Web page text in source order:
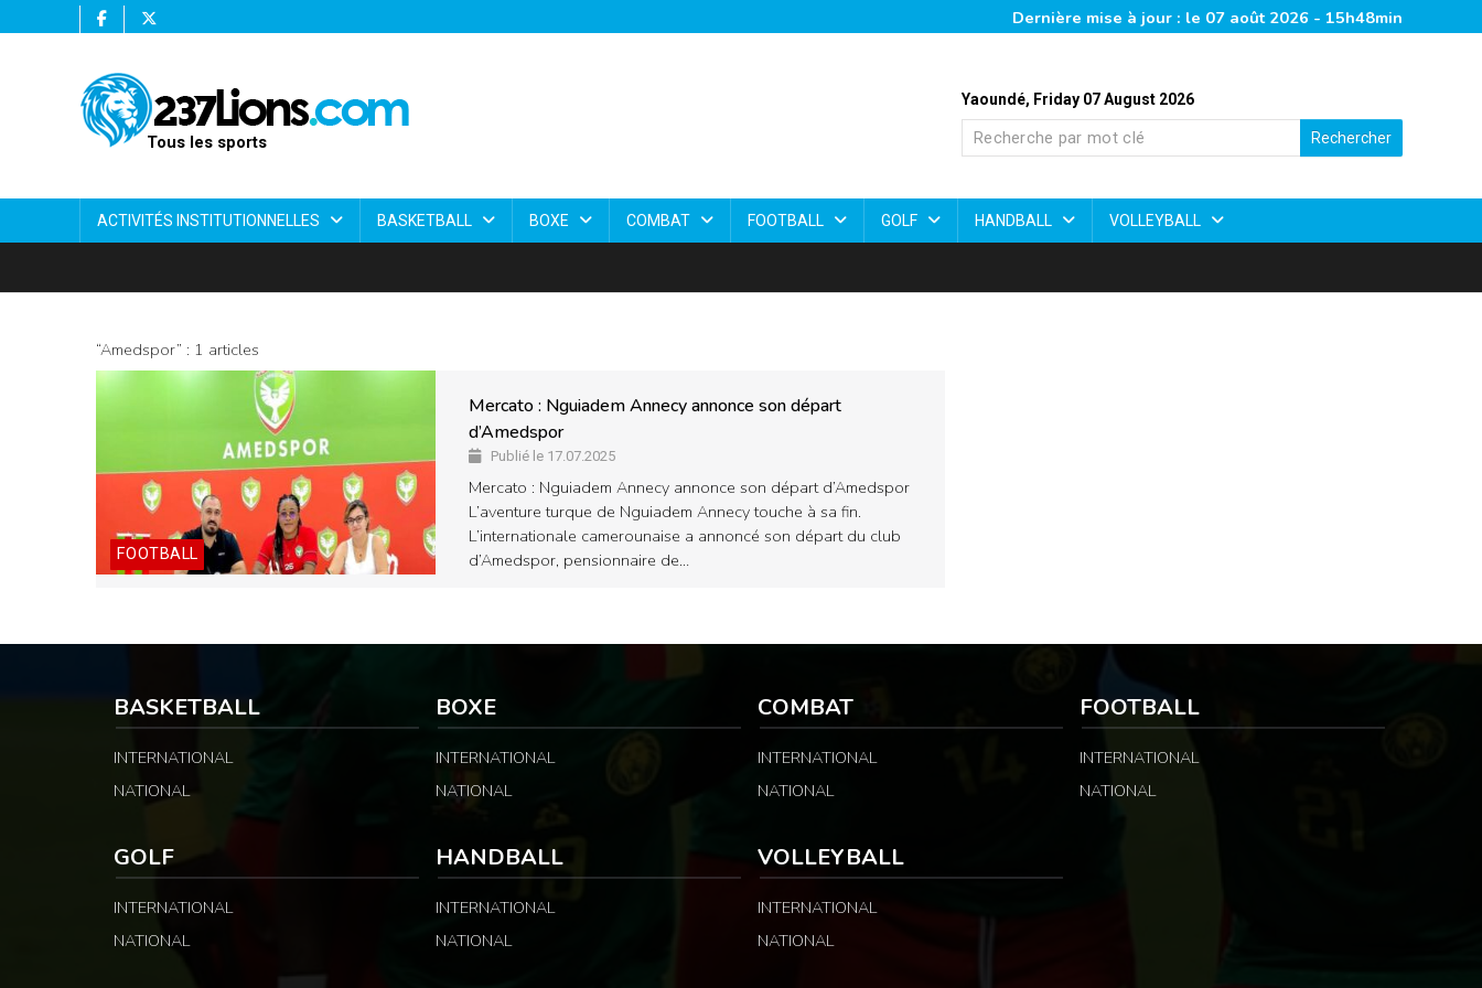
Dernière mise à jour : le 07 août 2026 - 15h48min
Yaoundé, Friday 07 August 2026
Rechercher
Tous les sports
ACTIVITÉS INSTITUTIONNELLES BASKETBALL BOXE COMBAT FOOTBALL GOLF HANDBALL VOLLEYBALL
“Amedspor” : 1 articles
FOOTBALL
Mercato : Nguiadem Annecy annonce son départ
d’Amedspor
Publié le 17.07.2025
Mercato : Nguiadem Annecy annonce son départ d’Amedspor
L’aventure turque de Nguiadem Annecy touche à sa fin.
L’internationale camerounaise a annoncé son départ du club
d’Amedspor, pensionnaire de…
BASKETBALL
INTERNATIONAL
NATIONAL
BOXE
INTERNATIONAL
NATIONAL
COMBAT
INTERNATIONAL
NATIONAL
FOOTBALL
INTERNATIONAL
NATIONAL
GOLF
INTERNATIONAL
NATIONAL
HANDBALL
INTERNATIONAL
NATIONAL
VOLLEYBALL
INTERNATIONAL
NATIONAL